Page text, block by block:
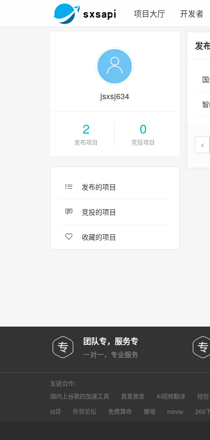
项目大厅 开发者
jsxsj634
2
发布项目
0
竞投项目
发布的项目
竞投的项目
收藏的项目
发
团队专，服务专
一对一，专业服务
友链合作：
国内上谷歌的加速工具
真爱旅舍 AI视频翻译 短
id贷
外贸论坛 免费算命 魔域 movie 266